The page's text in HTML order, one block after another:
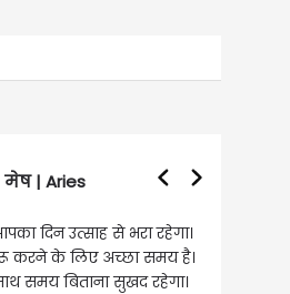
वृषभ | Taurus
वृष- आज का दिन इस राशि के जातकों के
लिए शुभ रहने वाला है। धन और नौकरी के
मामलों में सफलता मिलेगी। मित्रों से